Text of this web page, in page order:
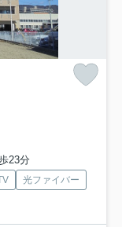
23分
光ファイバー